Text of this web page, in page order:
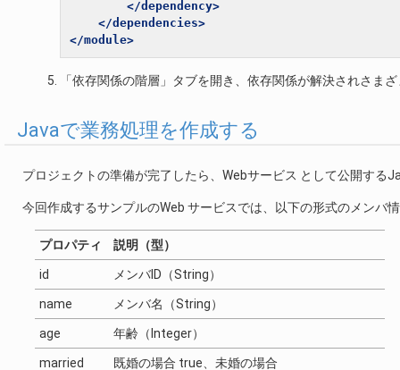
</dependency>
</dependencies>
</module>
「依存関係の階層」タブを開き、依存関係が解決されさま
Javaで業務処理を作成する
プロジェクトの準備が完了したら、Webサービス として公開する
今回作成するサンプルのWeb サービスでは、以下の形式のメンバ
プロパティ 説明（型）
id メンバID（String）
name メンバ名（String）
age 年齢（Integer）
married 既婚の場合 true、未婚の場合